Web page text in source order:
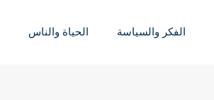
الفكر والسياسة الحياة والناس